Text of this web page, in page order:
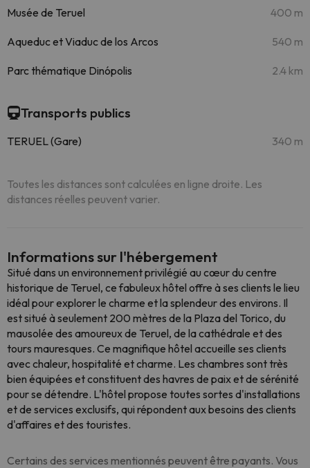
Musée de Teruel 400 m
Aqueduc et Viaduc de los Arcos 540 m
Parc thématique Dinópolis 2.4 km
Transports publics
TERUEL (Gare) 340 m
Toutes les distances sont calculées en ligne droite. Les
distances réelles peuvent varier.
Informations sur l'hébergement
Situé dans un environnement privilégié au cœur du centre
historique de Teruel, ce fabuleux hôtel offre à ses clients le lieu
idéal pour explorer le charme et la splendeur des environs. Il
est situé à seulement 200 mètres de la Plaza del Torico, du
mausolée des amoureux de Teruel, de la cathédrale et des
tours mauresques. Ce magnifique hôtel accueille ses clients
avec chaleur, hospitalité et charme. Les chambres sont très
bien équipées et constituent des havres de paix et de sérénité
pour se détendre. L'hôtel propose toutes sortes d'installations
et de services exclusifs, qui répondent aux besoins des clients
d'affaires et des touristes.
Certains des services mentionnés peuvent être payants. Vous